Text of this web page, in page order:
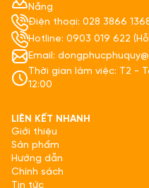
Nẵng
Điện thoại: 028 3866
Hotline: 0903 019 622
Email:
Thời gian làm việc: T2 -
12:00
LIÊN KẾT NHANH
Giới thiệu
Sản phẩm
Hướng dẫn
Chính sách
Tin tức